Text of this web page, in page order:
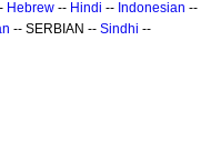
Hebrew -- Hindi -- Indonesian --
-- SERBIAN -- Sindhi --